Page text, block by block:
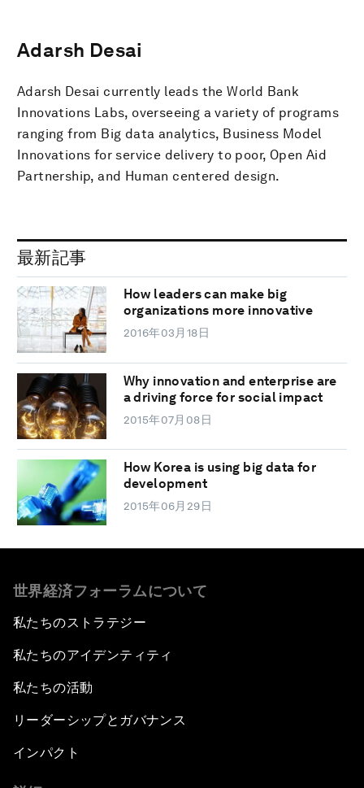
Adarsh Desai
Adarsh Desai currently leads the World Bank
Innovations Labs, overseeing a variety of programs
ranging from Big data analytics, Business Model
Innovations for service delivery to poor, Open Aid
Partnership, and Human centered design.
最新記事
How leaders can make big
organizations more innovative
2016年03月18日
Why innovation and enterprise are
a driving force for social impact
2015年07月08日
How Korea is using big data for
development
2015年06月29日
世界経済フォーラムについて
私たちのストラテジー
私たちのアイデンティティ
私たちの活動
リーダーシップとガバナンス
インパクト